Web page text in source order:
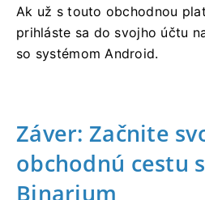
Ak už s touto obchodnou
prihláste sa do svojho účtu
so systémom Android.
Záver: Začnite
obchodnú cestu
Binarium